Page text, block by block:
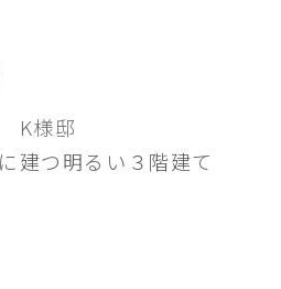
K様邸
建つ明るい３階建て